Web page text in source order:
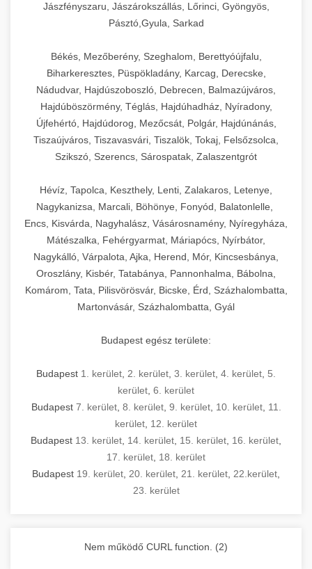
chef-iparikonyhagepek.hu
kereskedelmi mosogatógép és tisztítóberendezések
Biztonságos kezelést biztosító védőburkolatok
és kapcsolók védelmet nyújtanak a kezelők
Sajtreszelő gépek szakmai választéka -
chef-iparikonyhagepek.hu
kereskedelmi sajtreszelő és aprítógépek
feldolgozógépeken (szeletelők, aprítók,
mixerek) át egészen a hűtő- és fagyasztó
kiegészítő eszközökig mindent egy helyen
megtalál. Szakértő tanácsadóink segítenek a
megfelelő berendezések kiválasztásában, a
konyha optimális elrendezésének
megtervezésében, valamint a telepítés és az
üzembe helyezés koordinálásában. Hosszú távú
támogatás biztosítja az Ön nyugalmát és
vállalkozása zavartalan működését.
Nagykonyhai berendezések komplett
választéka - chef-iparikonyhagepek.hu
kereskedelmi konyhai megoldások és komplett
felszerelések
Jászfényszaru, Jászárokszállás, Lőrinci, Gyöngyös,
Pásztó,Gyula, Sarkad
Békés, Mezőberény, Szeghalom, Berettyóújfalu,
Biharkeresztes, Püspökladány, Karcag, Derecske,
Nádudvar, Hajdúszoboszló, Debrecen, Balmazújváros,
Hajdúböszörmény, Téglás, Hajdúhadház, Nyíradony,
Újfehértó, Hajdúdorog, Mezőcsát, Polgár, Hajdúnánás,
Tiszaújváros, Tiszavasvári, Tiszalök, Tokaj, Felsőzsolca,
Szikszó, Szerencs, Sárospatak, Zalaszentgrót
Hévíz, Tapolca, Keszthely, Lenti, Zalakaros, Letenye,
Nagykanizsa, Marcali, Böhönye, Fonyód, Balatonlelle,
Encs, Kisvárda, Nagyhalász, Vásárosnamény, Nyíregyháza,
Mátészalka, Fehérgyarmat, Máriapócs, Nyírbátor,
Nagykálló, Várpalota, Ajka, Herend, Mór, Kincsesbánya,
Oroszlány, Kisbér, Tatabánya, Pannonhalma, Bábolna,
Komárom, Tata, Pilisvörösvár, Bicske, Érd, Százhalombatta,
Martonvásár, Százhalombatta, Gyál
Budapest egész területe:
Budapest 1. kerület 2. kerület 3. kerület 4. kerület 5.
kerület 6. kerület
Budapest 7. kerület, 8. kerület, 9. kerület, 10. kerület, 11.
kerület 12. kerület
Budapest 13. kerület 14. kerület 15. kerület 16. kerület
17. kerület 18. kerület
Budapest 19. kerület 20. kerület 21. kerület 22.kerület
23. kerület
Nem működő CURL function. (2)